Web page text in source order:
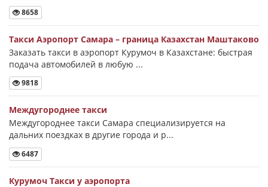
8658
Такси Аэропорт Самара – граница Казахстан Маштаково
Заказать такси в аэропорт Курумоч в Казахстане: быстрая
подача автомобилей в любую ...
9818
Междугороднее такси
Междугороднее такси Самара специализируется на
дальних поездках в другие города и р...
6487
Курумоч Такси у аэропорта